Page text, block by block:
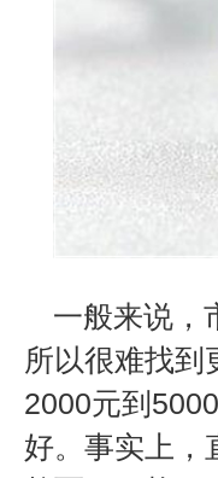
一般来说，
所以很难找到
2000元到
好。事实上，